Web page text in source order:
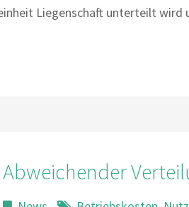
Liegenschaft unterteilt wird
Abweichender